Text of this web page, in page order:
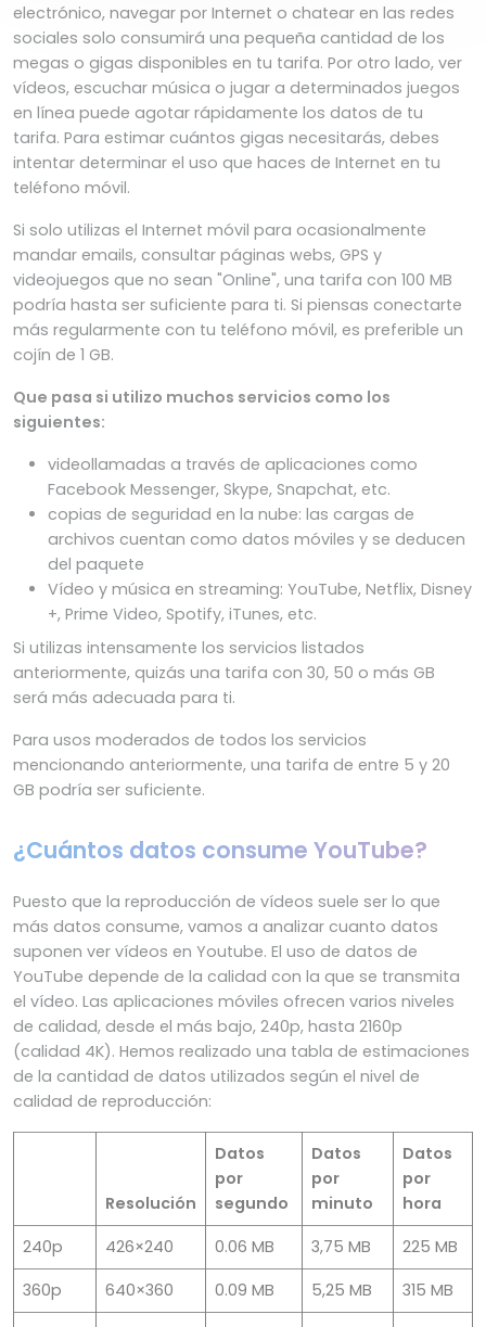
electrónico, navegar por Internet o chatear en las redes
sociales solo consumirá una pequeña cantidad de los
megas o gigas disponibles en tu tarifa. Por otro lado, ver
vídeos, escuchar música o jugar a determinados juegos
en línea puede agotar rápidamente los datos de tu
tarifa. Para estimar cuántos gigas necesitarás, debes
intentar determinar el uso que haces de Internet en tu
teléfono móvil.
Si solo utilizas el Internet móvil para ocasionalmente
mandar emails, consultar páginas webs, GPS y
videojuegos que no sean "Online", una tarifa con 100 MB
podría hasta ser suficiente para ti. Si piensas conectarte
más regularmente con tu teléfono móvil, es preferible un
cojín de 1 GB.
Que pasa si utilizo muchos servicios como los
siguientes:
videollamadas a través de aplicaciones como
Facebook Messenger, Skype, Snapchat, etc.
copias de seguridad en la nube: las cargas de
archivos cuentan como datos móviles y se deducen
del paquete
Vídeo y música en streaming: YouTube, Netflix, Disney
+, Prime Video, Spotify, iTunes, etc.
Si utilizas intensamente los servicios listados
anteriormente, quizás una tarifa con 30, 50 o más GB
será más adecuada para ti.
Para usos moderados de todos los servicios
mencionando anteriormente, una tarifa de entre 5 y 20
GB podría ser suficiente.
¿Cuántos datos consume YouTube?
Puesto que la reproducción de vídeos suele ser lo que
más datos consume, vamos a analizar cuanto datos
suponen ver vídeos en Youtube. El uso de datos de
YouTube depende de la calidad con la que se transmita
el vídeo. Las aplicaciones móviles ofrecen varios niveles
de calidad, desde el más bajo, 240p, hasta 2160p
(calidad 4K). Hemos realizado una tabla de estimaciones
de la cantidad de datos utilizados según el nivel de
calidad de reproducción:
Resolución
Datos
por
segundo
Datos
por
minuto
Datos
por
hora
240p
426×240 0.06 MB 3,75 MB
225 MB
360p
640×360 0.09 MB 5,25 MB
315 MB